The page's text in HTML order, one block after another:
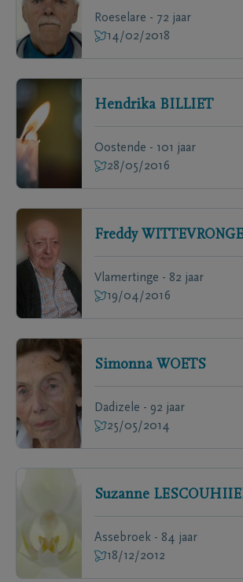
Roeselare - 72 jaar
14/02/2018
Hendrika BILLIET
Oostende - 101 jaar
28/05/2016
Freddy
Vlamertinge - 82 jaar
19/04/2016
Simonna WOETS
Dadizele - 92 jaar
25/05/2014
Suzanne
Assebroek - 84 jaar
18/12/2012